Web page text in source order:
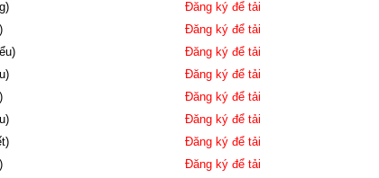
Đăng ký để tải
Đăng ký để tải
Đăng ký để tải
Đăng ký để tải
Đăng ký để tải
Đăng ký để tải
Đăng ký để tải
Đăng ký để tải